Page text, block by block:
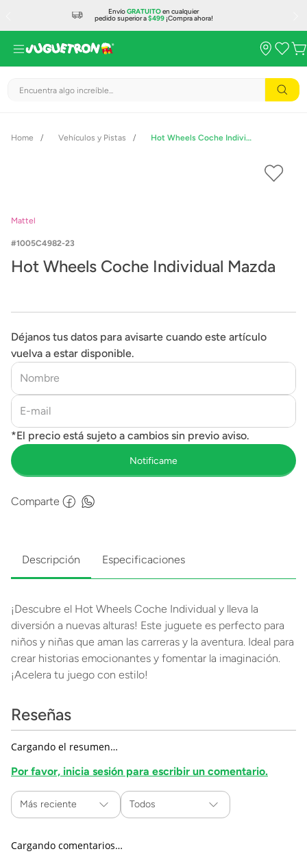
EnvíoGRATUITOen cualquier
pedido superior a$499¡Compra ahora!
Encuentra algo increíble...
Vehículos y Pistas Hot Wheels Coche Individual Mazda
Mattel
1005C4982-23
Hot Wheels Coche Individual Mazda
Déjanos tus datos para avisarte cuando este artículo
vuelva a estar disponible.
Comparte
Descripción Especificaciones
¡Descubre el Hot Wheels Coche Individual y lleva la
diversión a nuevas alturas! Este juguete es perfecto para
niños y niñas que aman las carreras y la aventura. Ideal para
crear historias emocionantes y fomentar la imaginación.
¡Acelera tu juego con estilo!
Reseñas
Cargando el resumen…
Por favor, inicia sesión para escribir un comentario.
Más reciente Todos
Cargando comentarios…